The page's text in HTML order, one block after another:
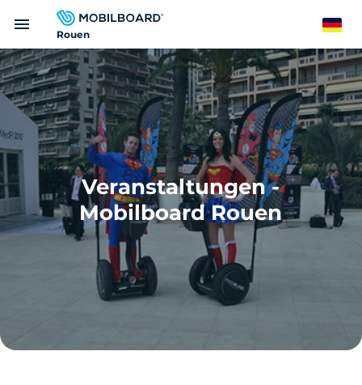
zum
Rouen
menu German
Veranstaltungen -
Mobilboard Rouen